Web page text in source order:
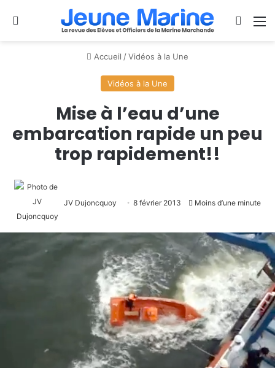
Se connecter
Accueil /Vidéos à la Une
Vidéos à la Une
Mise à l’eau d’une
embarcation rapide un peu
trop rapidement!!
JV Dujoncquoy 8 février 2013 Moins d’une minute